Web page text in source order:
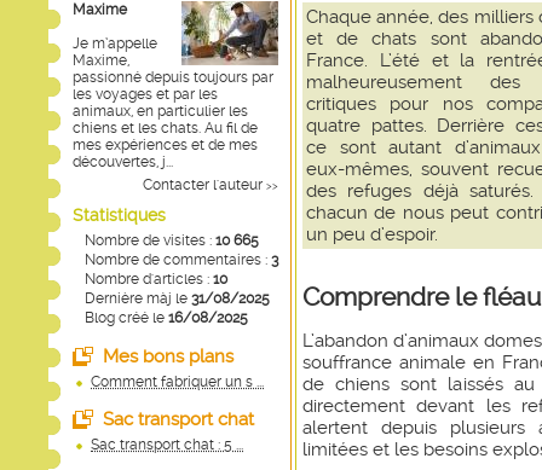
Maxime
Je m’appelle
Maxime,
passionné depuis toujours par
les voyages et par les
animaux, en particulier les
chiens et les chats. Au fil de
mes expériences et de mes
découvertes, j...
Contacter l'auteur >>
Statistiques
Nombre de visites : 10 665
Nombre de commentaires : 3
Nombre d'articles : 10
Dernière màj le 31/08/2025
Blog créé le 16/08/2025
Mes bons plans
Comment fabriquer un s ...
Sac transport chat
Sac transport chat : 5 ...
Chaque année, des milliers
et de chats sont
France. L’été et la
malheureusement des
critiques pour nos
quatre pattes. Derrière
ce sont autant
eux-mêmes, souvent
des refuges déjà saturés.
chacun de nous peut
un peu d’espoir.
Comprendre le
L’abandon d’animaux
souffrance animale en
de chiens sont laissés
directement devant les
alertent depuis plusieurs
limitées et les besoins